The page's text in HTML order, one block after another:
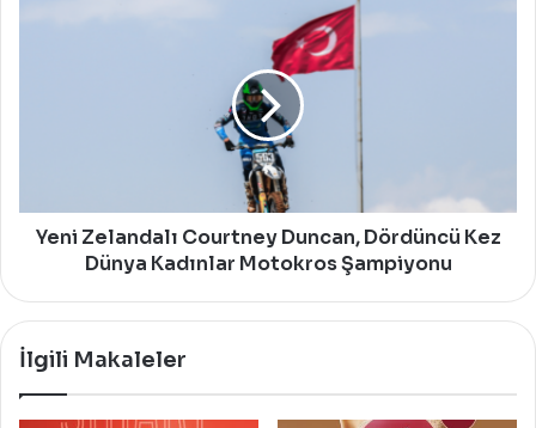
Motokros
Şampiyonu
Yeni Zelandalı Courtney Duncan, Dördüncü Kez
Dünya Kadınlar Motokros Şampiyonu
İlgili Makaleler